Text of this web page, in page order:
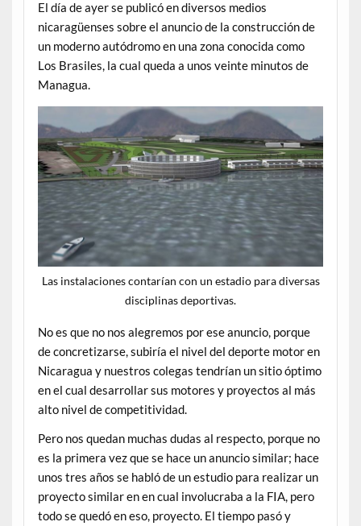
El día de ayer se publicó en diversos medios
nicaragüenses sobre el anuncio de la construcción de
un moderno autódromo en una zona conocida como
Los Brasiles, la cual queda a unos veinte minutos de
Managua.
Las instalaciones contarían con un estadio para diversas
disciplinas deportivas.
No es que no nos alegremos por ese anuncio, porque
de concretizarse, subiría el nivel del deporte motor en
Nicaragua y nuestros colegas tendrían un sitio óptimo
en el cual desarrollar sus motores y proyectos al más
alto nivel de competitividad.
Pero nos quedan muchas dudas al respecto, porque no
es la primera vez que se hace un anuncio similar; hace
unos tres años se habló de un estudio para realizar un
proyecto similar en en cual involucraba a la FIA, pero
todo se quedó en eso, proyecto. El tiempo pasó y